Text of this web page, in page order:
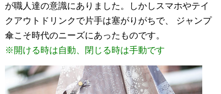
が職人達の意識にありました。しかしスマホやテイ
クアウトドリンクで片手は塞がりがちで、 ジャンプ
傘こそ時代のニーズにあったものです。
※開ける時は自動、閉じる時は手動です